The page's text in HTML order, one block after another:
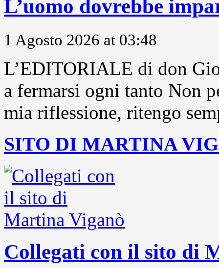
L’uomo dovrebbe
1 Agosto 2026 at 03:48
L’EDITORIALE di don
a fermarsi ogni tanto Non
mia riflessione, ritengo
SITO DI MARTINA
Collegati con il sito di